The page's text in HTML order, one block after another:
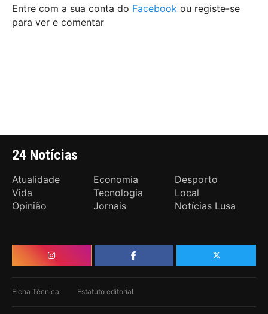
Entre com a sua conta do Facebook ou registe-se
para ver e comentar
24 Notícias
Atualidade Economia
Desporto
Vida
Tecnologia
Local
Opinião
Jornais Notícias Lusa
Ficha Técnica Estatuto editorial